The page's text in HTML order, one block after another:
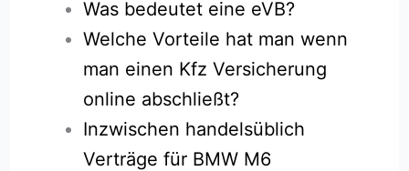
Was bedeutet eine eVB?
Welche Vorteile hat man wenn
man einen Kfz Versicherung
online abschließt?
Inzwischen handelsüblich
Verträge für BMW M6